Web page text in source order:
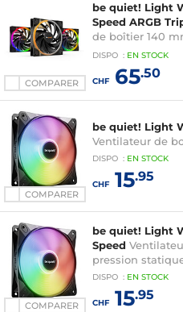
COMPARER
be quiet! Light
Speed ARGB
de boîtier 140
éclairage LED
DISPO : EN STOCK
CHF65.50
COMPARER
be quiet! Light
Ventilateur de
DISPO : EN STOCK
CHF15.95
COMPARER
be quiet! Light
Speed
pression
DISPO : EN STOCK
CHF15.95